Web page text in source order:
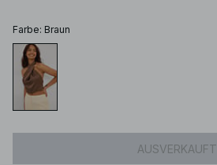
Farbe: Braun
AUSVERKAUFT